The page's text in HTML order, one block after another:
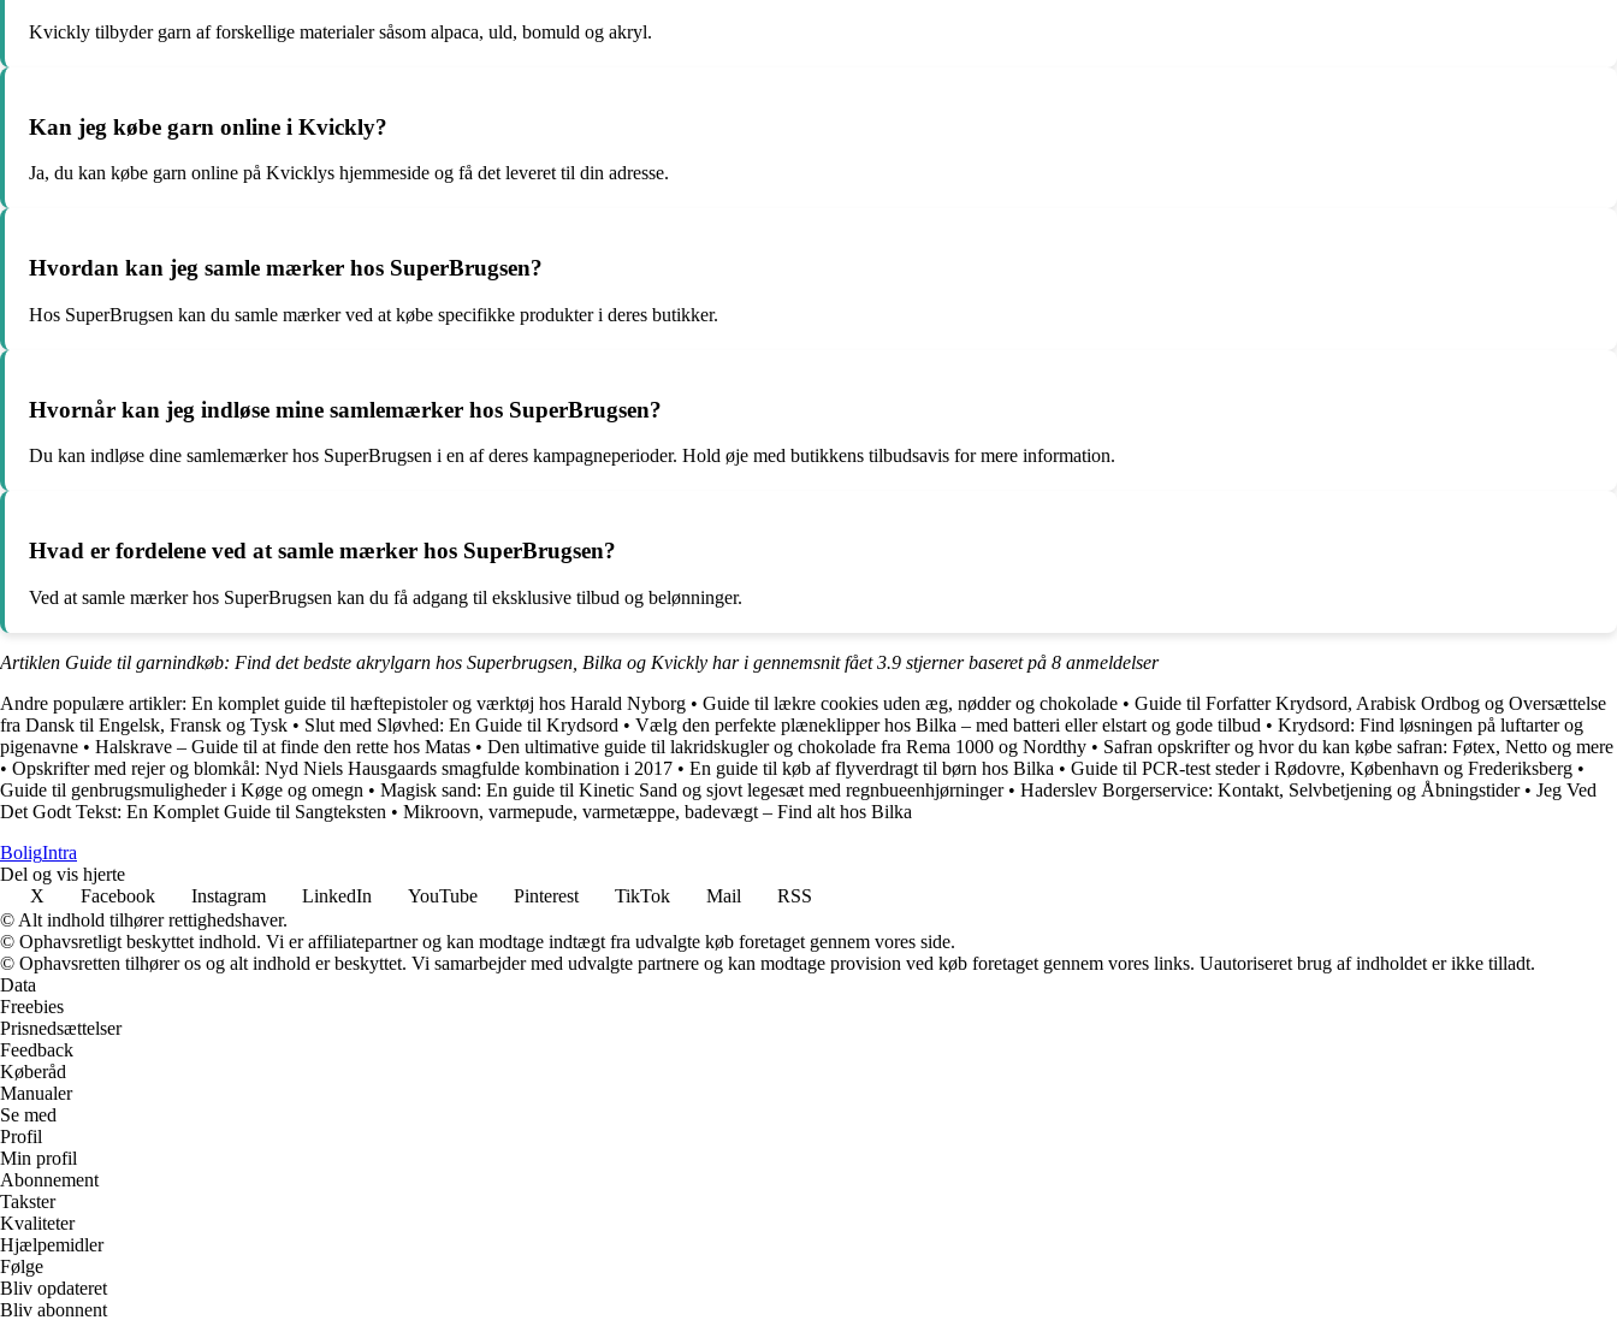
Kvickly tilbyder garn af forskellige materialer såsom alpaca, uld, bomuld og akryl.
Kan jeg købe garn online i Kvickly?
Ja, du kan købe garn online på Kvicklys hjemmeside og få det leveret til din adresse.
Hvordan kan jeg samle mærker hos SuperBrugsen?
Hos SuperBrugsen kan du samle mærker ved at købe specifikke produkter i deres butikker.
Hvornår kan jeg indløse mine samlemærker hos SuperBrugsen?
Du kan indløse dine samlemærker hos SuperBrugsen i en af deres kampagneperioder. Hold øje med butikkens tilbudsavis for mere information.
Hvad er fordelene ved at samle mærker hos SuperBrugsen?
Ved at samle mærker hos SuperBrugsen kan du få adgang til eksklusive tilbud og belønninger.
Artiklen Guide til garnindkøb: Find det bedste akrylgarn hos Superbrugsen, Bilka og Kvickly har i gennemsnit fået3.9 stjerner baseret på 8 anmeldelser
Andre populære artikler: En komplet guide til hæftepistoler og værktøj hos Harald Nyborg • Guide til lækre cookies uden æg, nødder og chokolade • Guide til Forfatter Krydsord, Arabisk Ordbog og Oversættelse
fra Dansk til Engelsk, Fransk og Tysk • Slut med Sløvhed: En Guide til Krydsord • Vælg den perfekte plæneklipper hos Bilka – med batteri eller elstart og gode tilbud • Krydsord: Find løsningen på luftarter og
pigenavne • Halskrave – Guide til at finde den rette hos Matas • Den ultimative guide til lakridskugler og chokolade fra Rema 1000 og Nordthy • Safran opskrifter og hvor du kan købe safran: Føtex, Netto og mere
• Opskrifter med rejer og blomkål: Nyd Niels Hausgaards smagfulde kombination i 2017 • En guide til køb af flyverdragt til børn hos Bilka • Guide til PCR-test steder i Rødovre, København og Frederiksberg •
Guide til genbrugsmuligheder i Køge og omegn • Magisk sand: En guide til Kinetic Sand og sjovt legesæt med regnbueenhjørninger• Haderslev Borgerservice: Kontakt, Selvbetjening og Åbningstider• Jeg Ved
Det Godt Tekst: En Komplet Guide til Sangteksten • Mikroovn, varmepude, varmetæppe, badevægt – Find alt hos Bilka
BoligIntra
Del og vis hjerte
X
Facebook Instagram LinkedIn YouTube Pinterest TikTok Mail
RSS
© Alt indhold tilhører rettighedshaver.
© Ophavsretligt beskyttet indhold. Vi er affiliatepartner og kan modtage indtægt fra udvalgte køb foretaget gennem vores side.
© Ophavsretten tilhører os og alt indhold er beskyttet. Vi samarbejder med udvalgte partnere og kan modtage provision ved køb foretaget gennem vores links. Uautoriseret brug af indholdet er ikke tilladt.
Data
Freebies
Prisnedsættelser
Feedback
Køberåd
Manualer
Se med
Profil
Min profil
Abonnement
Takster
Kvaliteter
Hjælpemidler
Følge
Bliv opdateret
Bliv abonnent